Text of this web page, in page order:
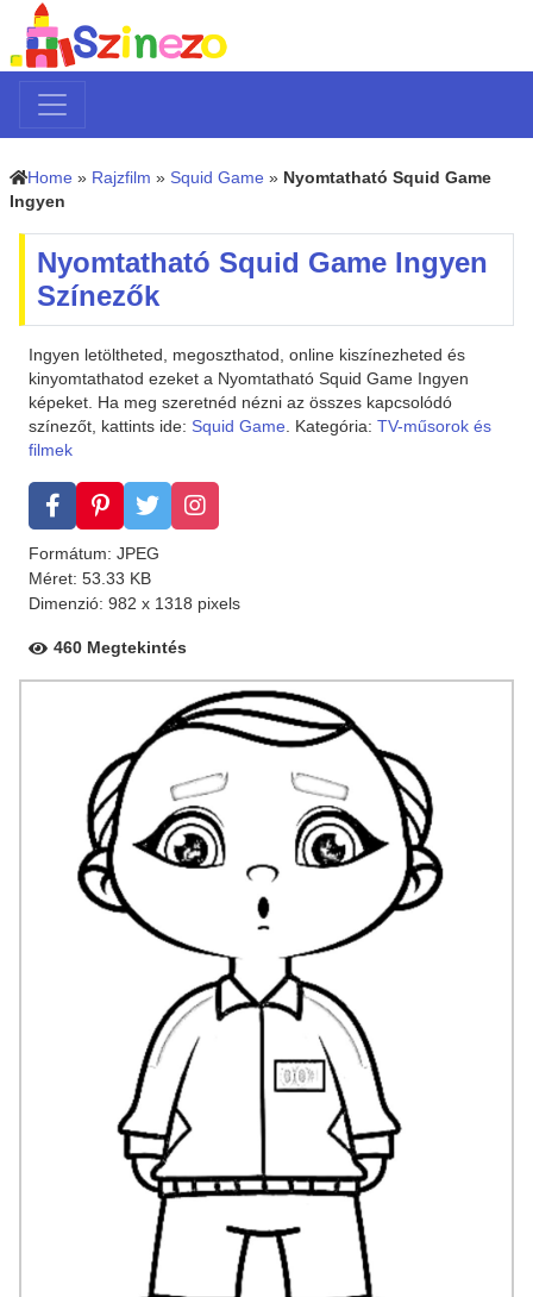
Home » Rajzfilm » Squid Game » Nyomtatható Squid Game
Ingyen
Nyomtatható Squid Game Ingyen
Színezők
Ingyen letöltheted, megoszthatod, online kiszínezheted és
kinyomtathatod ezeket a Nyomtatható Squid Game Ingyen
képeket. Ha meg szeretnéd nézni az összes kapcsolódó
színezőt, kattints ide: Squid Game. Kategória: TV-műsorok és
filmek
Formátum: JPEG
Méret: 53.33 KB
Dimenzió: 982 x 1318 pixels
460 Megtekintés